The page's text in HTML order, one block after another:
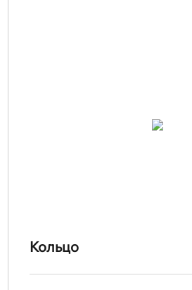
Кольцо